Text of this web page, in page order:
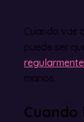
Cuando vas
puede ser
manos.